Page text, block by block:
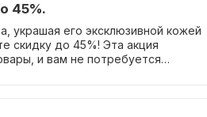
45%.
украшая его эксклюзивной кожей
скидку до 45%! Эта акция
и вам не потребуется